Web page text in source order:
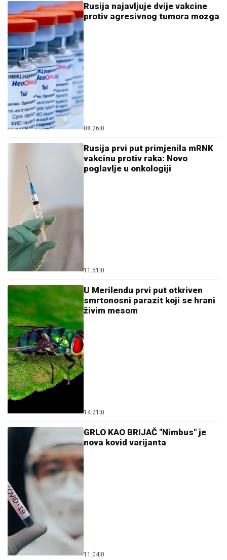
Rusija najavljuje dvije vakcine
protiv agresivnog tumora mozga
08:26 0
Rusija prvi put primjenila mRNK
vakcinu protiv raka: Novo
poglavlje u onkologiji
11:51 0
U Merilendu prvi put otkriven
smrtonosni parazit koji se hrani
živim mesom
14:21 0
GRLO KAO BRIJAČ "Nimbus" je
nova kovid varijanta
11:04 0